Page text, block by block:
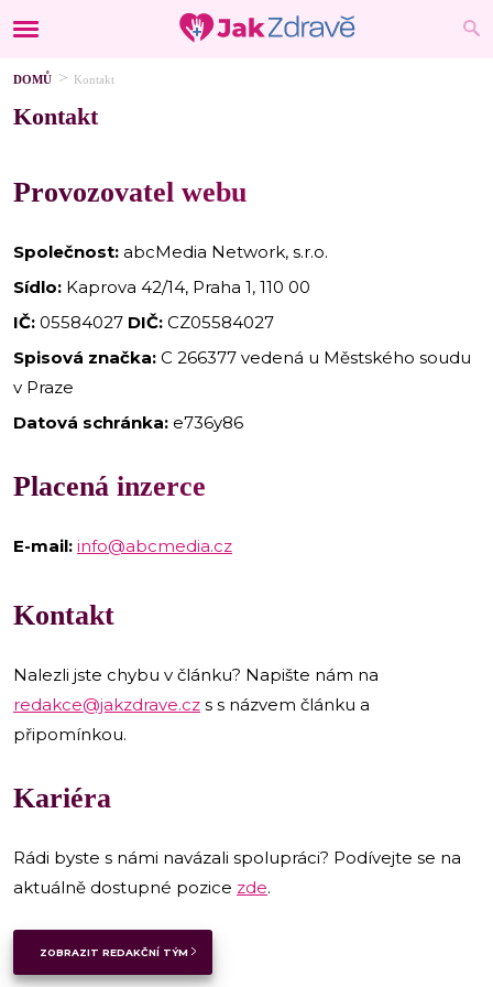
DOMŮ Kontakt
Kontakt
Provozovatel webu
Společnost: abcMedia Network, s.r.o.
Sídlo: Kaprova 42/14, Praha 1, 110 00
IČ: 05584027 DIČ: CZ05584027
Spisová značka: C 266377 vedená u Městského soudu
v Praze
Datová schránka: e736y86
Placená inzerce
E-mail: info@abcmedia.cz
Kontakt
Nalezli jste chybu v článku? Napište nám na
redakce@jakzdrave.cz s s názvem článku a
připomínkou.
Kariéra
Rádi byste s námi navázali spolupráci? Podívejte se na
aktuálně dostupné pozice zde.
ZOBRAZIT REDAKČNÍ TÝM